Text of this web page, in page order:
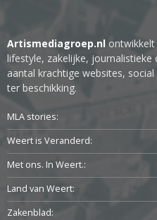
Artismediagroep.nl
lifestyle, zakelijke,
aantal krachtige websites,
ter beschikking.
MLA stories:
Weert is Veranderd:
Met ons. In Weert.:
Land van Weert:
Zakenblad: